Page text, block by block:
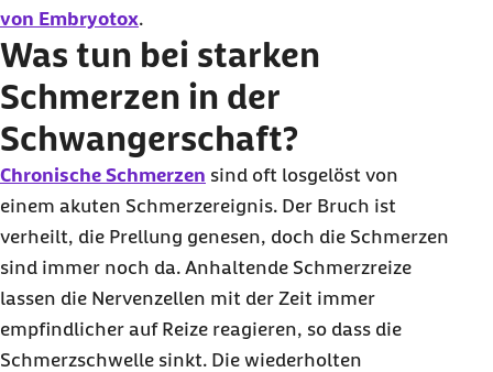
von Embryotox.
Was tun bei starken
Schmerzen in der
Schwangerschaft?
Chronische Schmerzen sind oft losgelöst von
einem akuten Schmerzereignis. Der Bruch ist
verheilt, die Prellung genesen, doch die Schmerzen
sind immer noch da. Anhaltende Schmerzreize
lassen die Nervenzellen mit der Zeit immer
empfindlicher auf Reize reagieren, so dass die
Schmerzschwelle sinkt. Die wiederholten